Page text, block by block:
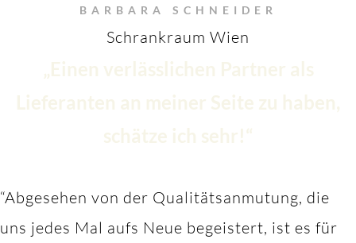
BARBARA SCHNEIDER
Schrankraum Wien
„Einen verlässlichen Partner als
Lieferanten an meiner Seite zu haben,
schätze ich sehr!“
“Abgesehen von der Qualitätsanmutung, die
uns jedes Mal aufs Neue begeistert, ist es für